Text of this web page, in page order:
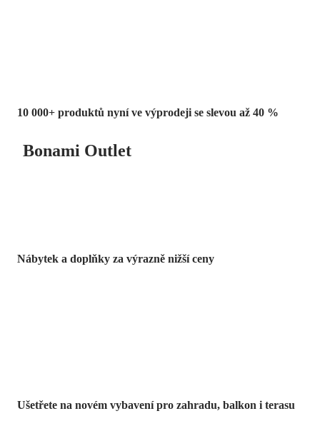
10 000+ produktů nyní ve výprodeji se slevou až 40 %
Bonami Outlet
Nábytek a doplňky za výrazně nižší ceny
Ušetřete na novém vybavení pro zahradu, balkon i terasu